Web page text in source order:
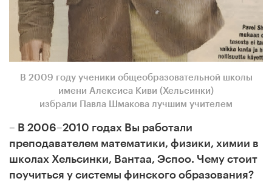
В 2009 году ученики общеобразовательной школы
имени Алексиса Киви (Хельсинки)
избрали Павла Шмакова лучшим учителем
– В 2006–2010 годах Вы работали
преподавателем математики, физики, химии в
школах Хельсинки, Вантаа, Эспоо. Чему стоит
поучиться у системы финского образования?